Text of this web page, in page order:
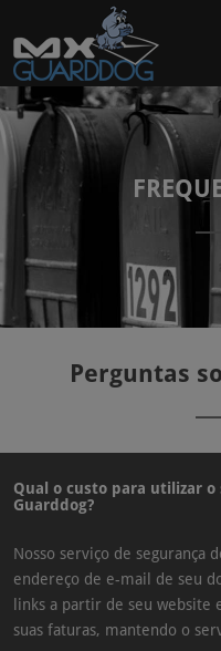
Perguntas
Qual o custo para utilizar o
Guarddog?
Nosso serviço de segurança
endereço de e-mail de seu
links a partir de seu website
suas faturas, mantendo o